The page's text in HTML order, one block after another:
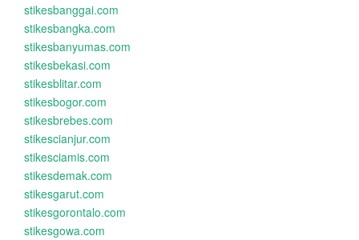
stikesbanggai.com
stikesbangka.com
stikesbanyumas.com
stikesbekasi.com
stikesblitar.com
stikesbogor.com
stikesbrebes.com
stikescianjur.com
stikesciamis.com
stikesdemak.com
stikesgarut.com
stikesgorontalo.com
stikesgowa.com